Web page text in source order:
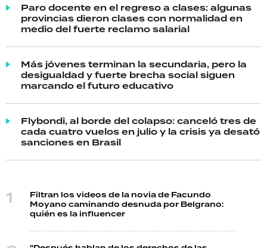
Paro docente en el regreso a clases: algunas
provincias dieron clases con normalidad en
medio del fuerte reclamo salarial
Más jóvenes terminan la secundaria, pero la
desigualdad y fuerte brecha social siguen
marcando el futuro educativo
Flybondi, al borde del colapso: canceló tres de
cada cuatro vuelos en julio y la crisis ya desató
sanciones en Brasil
Filtran los videos de la novia de Facundo
Moyano caminando desnuda por Belgrano:
quién es la influencer